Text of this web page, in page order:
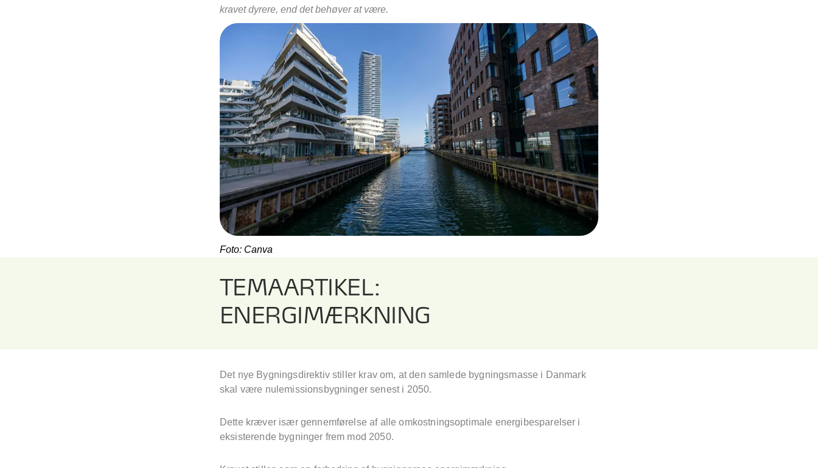
kravet dyrere, end det behøver at være.
Foto: Canva
TEMAARTIKEL:
ENERGIMÆRKNING
Det nye Bygningsdirektiv stiller krav om, at den samlede bygningsmasse i Danmark
skal være nulemissionsbygninger senest i 2050.
Dette kræver især gennemførelse af alle omkostningsoptimale energibesparelser i
eksisterende bygninger frem mod 2050.